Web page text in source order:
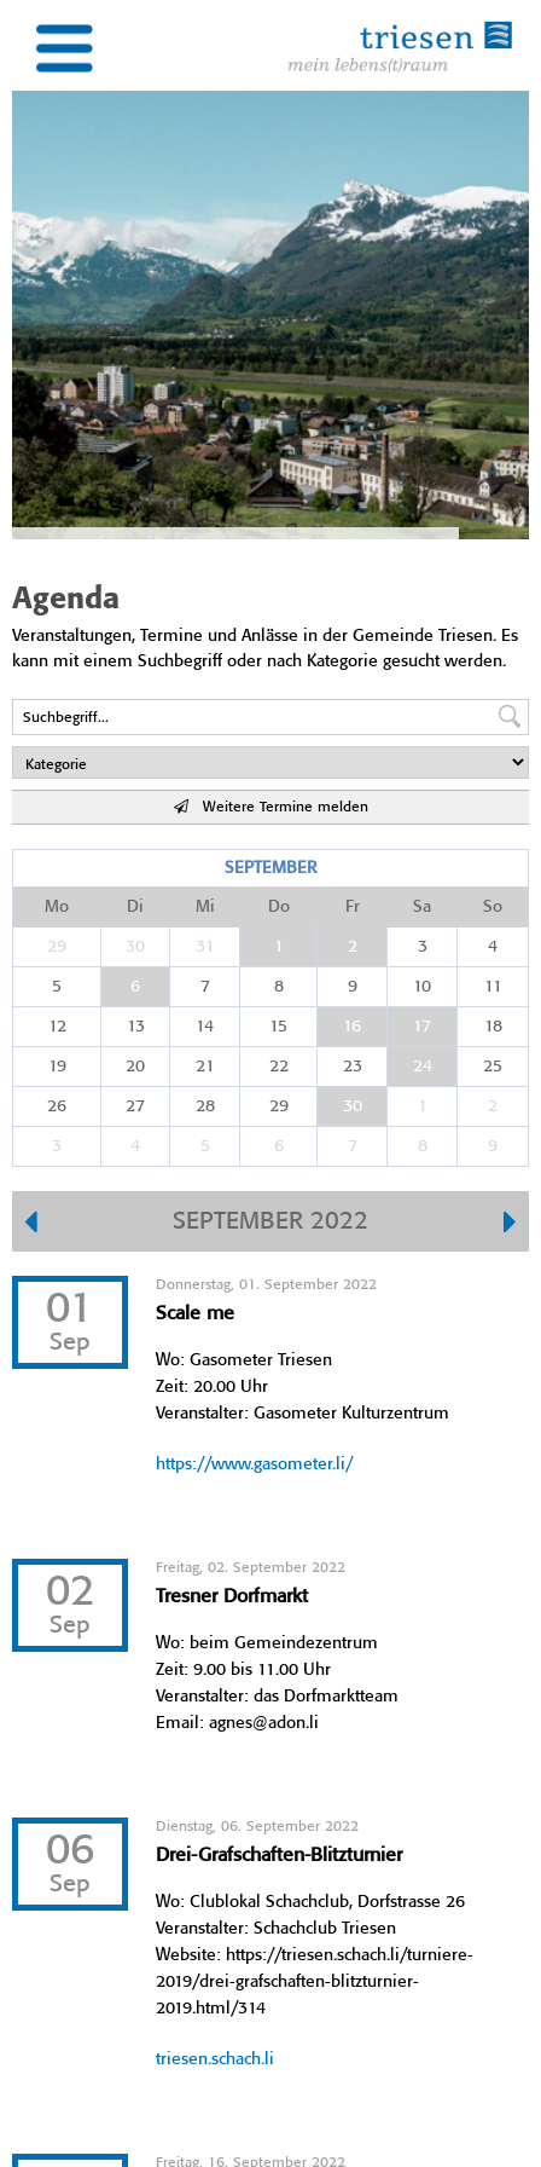
Agenda
Veranstaltungen, Termine und Anlässe in der Gemeinde Triesen. Es
kann mit einem Suchbegriff oder nach Kategorie gesucht werden.
Weitere Termine melden
SEPTEMBER
Mo Di Mi Do Fr Sa So
29 30 31 1 2 3 4
5 6 7 8 9 10 11
12 13 14 15 16 17 18
19 20 21 22 23 24 25
26 27 28 29 30 1 2
3 4 5 6 7 8 9
SEPTEMBER 2022
01
Sep
Donnerstag, 01. September 2022
Scale me
Wo: Gasometer Triesen
Zeit: 20.00 Uhr
Veranstalter: Gasometer Kulturzentrum
https://www.gasometer.li/
02
Sep
Freitag, 02. September 2022
Tresner Dorfmarkt
Wo: beim Gemeindezentrum
Zeit: 9.00 bis 11.00 Uhr
Veranstalter: das Dorfmarktteam
Email: agnes@adon.li
06
Sep
Dienstag, 06. September 2022
Drei-Grafschaften-Blitzturnier
Wo: Clublokal Schachclub, Dorfstrasse 26
Veranstalter: Schachclub Triesen
Website: https://triesen.schach.li/turniere-
2019/drei-grafschaften-blitzturnier-
2019.html/314
triesen.schach.li
Freitag, 16. September 2022